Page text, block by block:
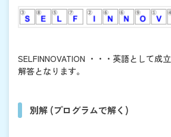
SELFINNOVATION ・・・英語として成
解答となります。
別解 (プログラムで解く)